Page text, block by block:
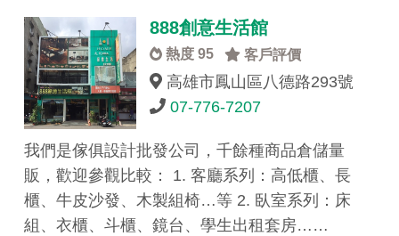
888創意生活館
熱度 95 客戶評價
高雄市鳳山區八德路293號
07-776-7207
我們是傢俱設計批發公司，千餘種商品倉儲量
販，歡迎參觀比較： 1. 客廳系列：高低櫃、長
櫃、牛皮沙發、木製組椅…等 2. 臥室系列：床
組、衣櫃、斗櫃、鏡台、學生出租套房……